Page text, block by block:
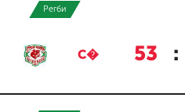
Регби
С� 53 :